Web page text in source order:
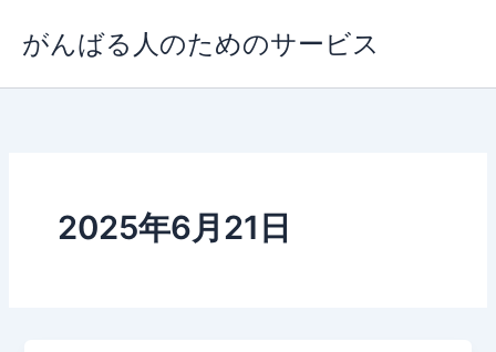
ス
がんばる人のためのサービス
2025年6月21日